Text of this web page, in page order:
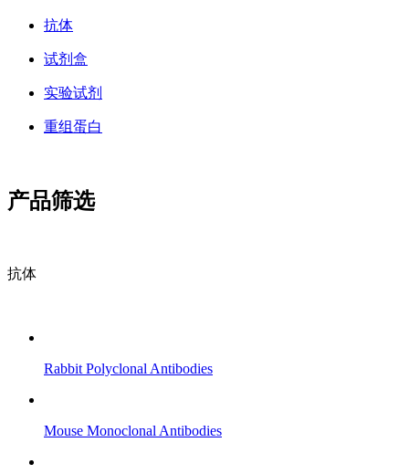
抗体
试剂盒
实验试剂
重组蛋白
产品筛选
抗体
Rabbit Polyclonal Antibodies
Mouse Monoclonal Antibodies